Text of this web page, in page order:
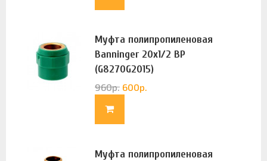
Муфта полипропиленовая
Banninger 20х1/2 ВР
(G8270G2015)
960р. 600р.
Муфта полипропиленовая